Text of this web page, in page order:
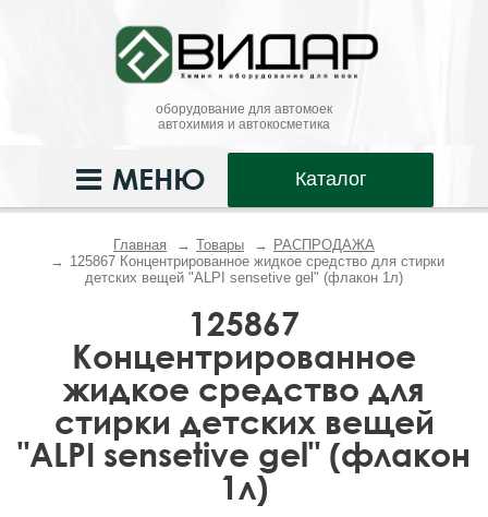
оборудование для автомоек
автохимия и автокосметика
Каталог
МЕНЮ
Главная Товары
РАСПРОДАЖА
125867 Концентрированное жидкое средство для стирки
детских вещей "ALPI sensetive gel" (флакон 1л)
125867
Концентрированное
жидкое средство для
стирки детских вещей
"ALPI sensetive gel" (флакон
1л)